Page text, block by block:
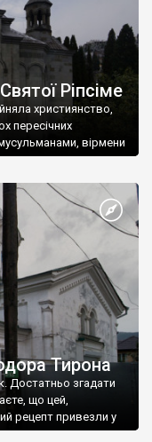
Ріпсіме
християнство,
пересічних
вірмени
Тирона
Достатньо згадати
що цей,
рецепт привезли у